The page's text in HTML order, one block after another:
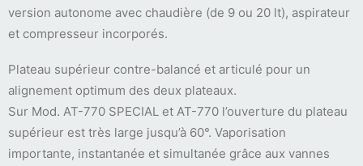
version autonome avec chaudière (de 9 ou 20 lt), aspirateur
et compresseur incorporés.
Plateau supérieur contre-balancé et articulé pour un
alignement optimum des deux plateaux.
Sur Mod. AT-770 SPECIAL et AT-770 l’ouverture du plateau
supérieur est très large jusqu’à 60°. Vaporisation
importante, instantanée et simultanée grâce aux vannes